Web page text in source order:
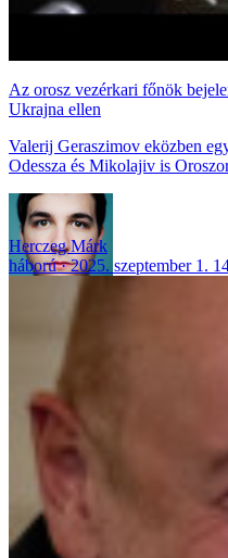
Az orosz vezérkari főnök
Ukrajna ellen
Valerij Geraszimov eközben
Odessza és Mikolajiv is
Herczeg Márk
háború
2025. szeptember 1.